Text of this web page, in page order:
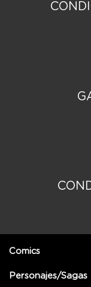
Comics
Personajes/Sagas